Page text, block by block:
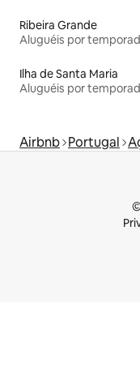
Ribeira Grande
Aluguéis por
Ilha de Santa Maria
Aluguéis por
Airbnb Portugal